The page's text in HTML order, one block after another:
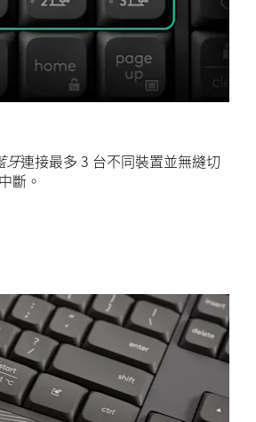
牙連接最多 3 台不同裝置並無縫切
斷。